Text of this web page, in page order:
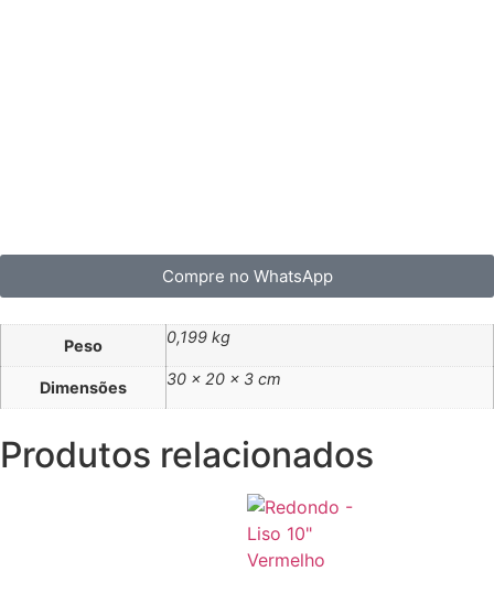
Compre no WhatsApp
Peso 0,199 kg
Dimensões 30 × 20 × 3 cm
Produtos relacionados